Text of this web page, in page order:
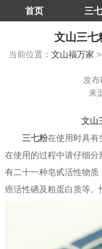
首页 三
文山三七
当前位置： 文山福万家 >
发
来
文山
三七粉在使用时具有
在使用的过程中请仔细
有二十一种皂甙活性物
癌活性硒及粗蛋白质等。